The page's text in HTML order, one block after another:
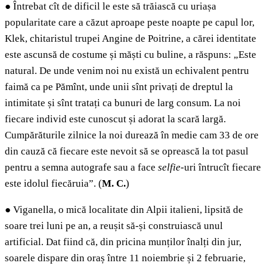
● Întrebat cît de dificil le este să trăiască cu uriașa
popularitate care a căzut aproape peste noapte pe capul lor,
Klek, chitaristul trupei Angine de Poitrine, a cărei identitate
este ascunsă de costume și măști cu buline, a răspuns: „Este
natural. De unde venim noi nu există un echivalent pentru
faimă ca pe Pămînt, unde unii sînt privați de dreptul la
intimitate și sînt tratați ca bunuri de larg consum. La noi
fiecare individ este cunoscut și adorat la scară largă.
Cumpărăturile zilnice la noi durează în medie cam 33 de ore
din cauză că fiecare este nevoit să se oprească la tot pasul
pentru a semna autografe sau a face selfie-uri întrucît fiecare
este idolul fiecăruia”. (M. C.)
● Viganella, o mică localitate din Alpii italieni, lipsită de
soare trei luni pe an, a reușit să-și construiască unul
artificial. Dat fiind că, din pricina munților înalți din jur,
soarele dispare din oraș între 11 noiembrie și 2 februarie,